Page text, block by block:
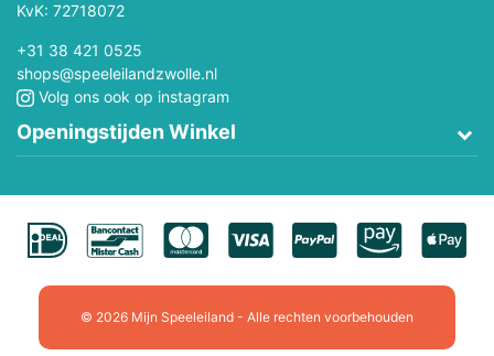
KvK: 72718072
+31 38 421 0525
shops@speeleilandzwolle.nl
Volg ons ook op instagram
Openingstijden Winkel
© 2026 Mijn Speeleiland - Alle rechten voorbehouden